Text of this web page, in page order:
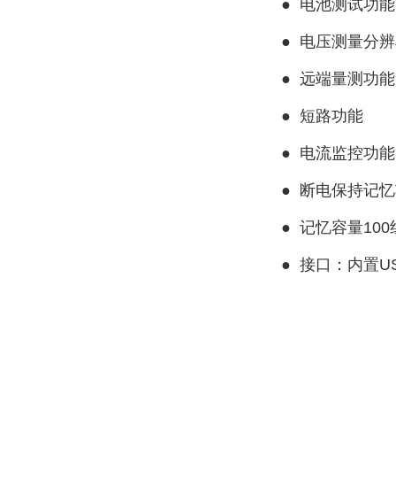
● 电池测试功
● 电压测量分
● 远端量测功能
● 短路功能
● 电流监控功能
● 断电保持记
● 记忆容量100
● 接口：内置